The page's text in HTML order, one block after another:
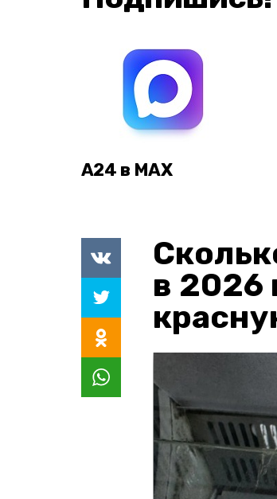
А24 в MAX
в 2026